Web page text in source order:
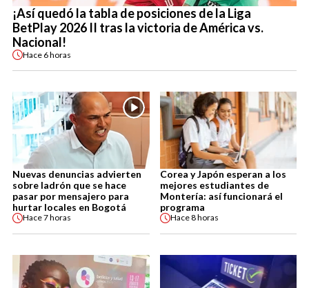
¡Así quedó la tabla de posiciones de la Liga
BetPlay 2026 II tras la victoria de América vs.
Nacional!
Hace 6 horas
Nuevas denuncias advierten
sobre ladrón que se hace
pasar por mensajero para
hurtar locales en Bogotá
Hace7 horas
Corea y Japón esperan a los
mejores estudiantes de
Montería: así funcionará el
programa
Hace8 horas